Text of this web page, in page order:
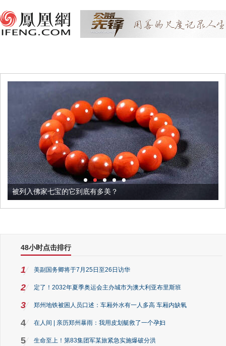
被列入佛家七宝的它到底有多美？
48小时点击排行
1 美副国务卿将于7月25日至26日访华
2 定了！2032年夏季奥运会主办城市为澳大利亚布里斯班
3 郑州地铁被困人员口述：车厢外水有一人多高 车厢内缺氧
4 在人间 | 亲历郑州暴雨：我用皮划艇救了一个孕妇
5 生命至上！第83集团军某旅紧急实施爆破分洪